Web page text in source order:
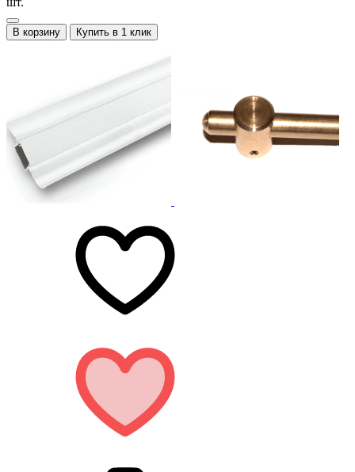
В корзину Купить в 1 клик